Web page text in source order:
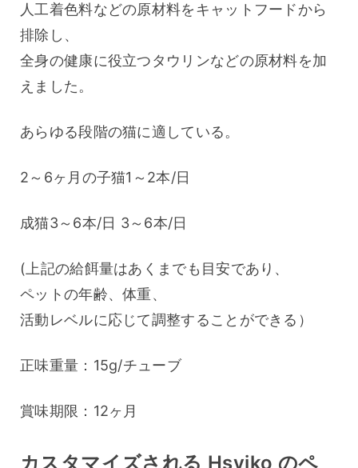
人工着色料などの原材料をキャットフードから
排除し、
全身の健康に役立つタウリンなどの原材料を加
えました。
あらゆる段階の猫に適している。
2～6ヶ月の子猫1～2本/日
成猫3～6本/日 3～6本/日
(上記の給餌量はあくまでも目安であり、
ペットの年齢、体重、
活動レベルに応じて調整することができる）
正味重量：15g/チューブ
賞味期限：12ヶ月
カスタマイズされる Hsviko のペ